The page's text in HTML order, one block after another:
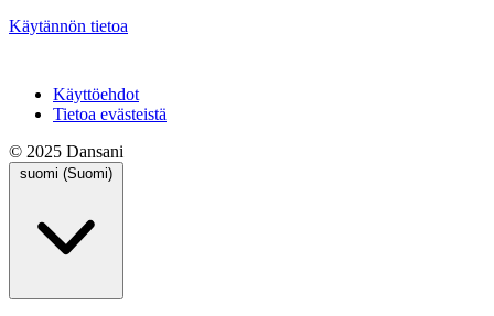
Käytännön tietoa
Käyttöehdot
Tietoa evästeistä
© 2025 Dansani
suomi (Suomi)